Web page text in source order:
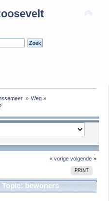
» Weg»
« vorige volgende »
PRINT
Topic: bewoners